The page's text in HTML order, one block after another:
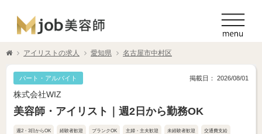
アイリストの求人 愛知県 名古屋市中村区
パート・アルバイト 掲載日： 2026/08/01
株式会社WIZ
美容師・アイリスト｜週2日から勤務OK
週2・3日からOK 経験者歓迎 ブランクOK 主婦・主夫歓迎 未経験者歓迎 交通費支給